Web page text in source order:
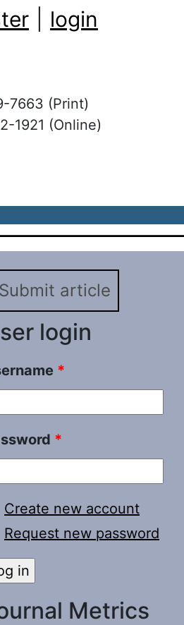
login
7663 (Print)
1921 (Online)
Submit article
login
*
*
Create new account
Request new password
Metrics